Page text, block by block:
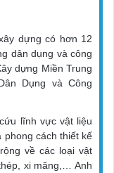
dựng có hơn 12
dân dụng và công
dựng Miền Trung
Dụng và Công
lĩnh vực vật liệu
phong cách thiết kế
về các loại vật
xi măng,… Anh